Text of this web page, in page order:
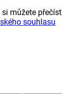
můžete přečíst
souhlasu